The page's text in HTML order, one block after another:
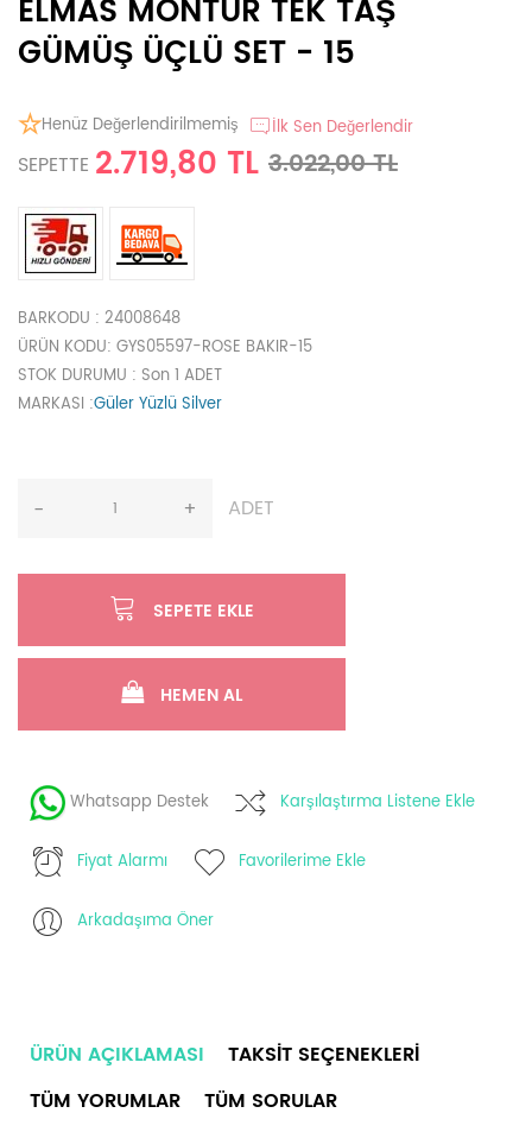
ELMAS MONTÜR TEK TAŞ
GÜMÜŞ ÜÇLÜ SET - 15
Henüz Değerlendirilmemiş İlk Sen Değerlendir
SEPETTE 2.719,80 TL 3.022,00 TL
BARKODU : 24008648
ÜRÜN KODU: GYS05597-ROSE BAKIR-15
STOK DURUMU : Son 1 ADET
MARKASI :Güler Yüzlü Silver
- + ADET
SEPETE EKLE
HEMEN AL
Whatsapp Destek Karşılaştırma Listene Ekle
Fiyat Alarmı Favorilerime Ekle
Arkadaşıma Öner
ÜRÜN AÇIKLAMASI
TAKSIT SEÇENEKLERI
TÜM YORUMLAR
TÜM SORULAR